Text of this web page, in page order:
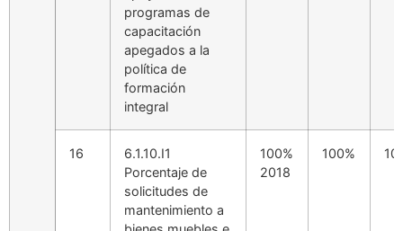
programas de
capacitación
apegados a la
política de
formación
integral
16
6.1.10.I1
Porcentaje de
solicitudes de
mantenimiento a
100%
2018
100%